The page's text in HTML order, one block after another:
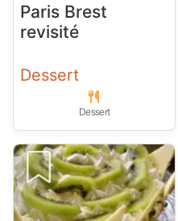
Paris Brest
revisité
Dessert
Dessert